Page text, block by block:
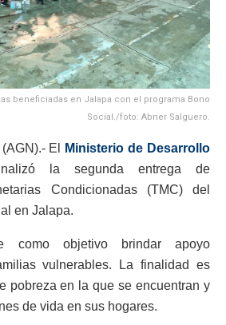
beneficiadas en Jalapa con el programa Bono
Social./foto: Abner Salguero.
El
Ministerio de Desarrollo
la segunda entrega de
Condicionadas (TMC) del
en Jalapa.
como objetivo brindar apoyo
vulnerables. La finalidad es
pobreza en la que se encuentran y
de vida en sus hogares.